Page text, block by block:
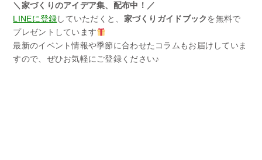
＼家づくりのアイデア集、配布中！／
LINEに登録していただくと、 家づくりガイドブックを無料で
プレゼントしています
最新のイベント情報や季節に合わせたコラムもお届けしていま
すので、ぜひお気軽にご登録ください♪